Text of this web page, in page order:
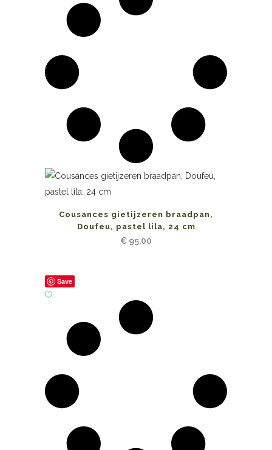
Cousances gietijzeren braadpan,
Doufeu, pastel lila, 24 cm
€ 95,00
Save